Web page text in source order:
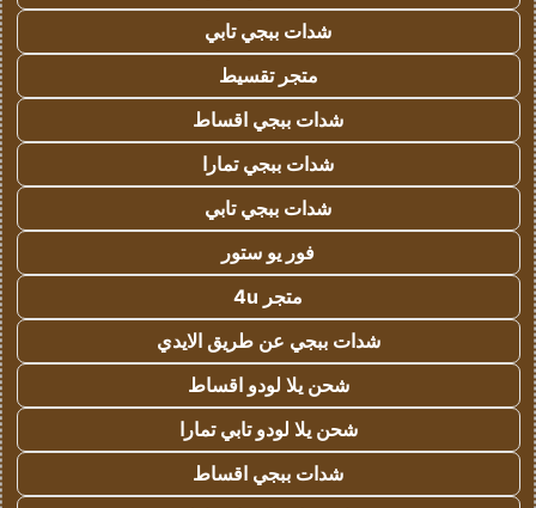
شدات ببجي تابي
متجر تقسيط
شدات ببجي اقساط
شدات ببجي تمارا
شدات ببجي تابي
فور يو ستور
متجر 4u
شدات ببجي عن طريق الايدي
شحن يلا لودو اقساط
شحن يلا لودو تابي تمارا
شدات ببجي اقساط